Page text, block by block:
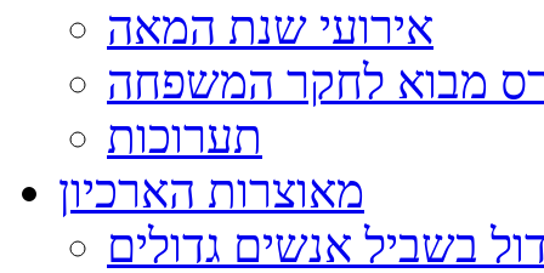
אירועי שנת המאה
מבוא לחקר המשפחה
תערוכות
מאוצרות הארכיון
בשביל אנשים גדולים